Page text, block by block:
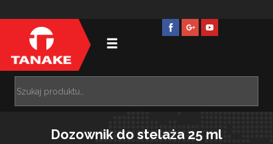
Dozownik do stelaża 25 ml